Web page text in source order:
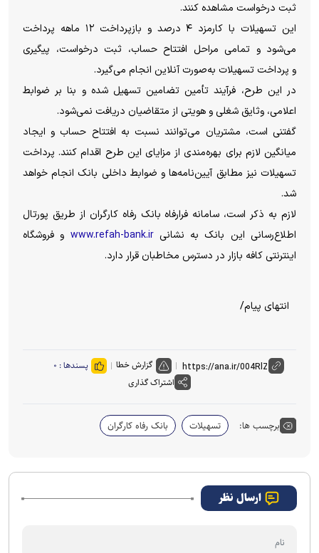
ثبت درخواست مشاهده کنند.
این تسهیلات با کارمزد ۴ درصد و بازپرداخت ۱۲ ماهه پرداخت
می‌شود و تمامی مراحل افتتاح حساب، ثبت درخواست، پیگیری
و پرداخت تسهیلات به‌صورت آنلاین انجام می‌گیرد.
در این طرح، فرآیند تأمین تضامین تسهیل شده و بنا بر ضوابط
اعلامی، وثایق شغلی و هویتی از متقاضیان دریافت نمی‌شود.
گفتنی است، مشتریان می‌توانند نسبت به افتتاح حساب و ایجاد
میانگین لازم برای بهره‌مندی از مزایای این طرح اقدام کنند. پرداخت
تسهیلات نیز مطابق آیین‌نامه‌ها و ضوابط داخلی بانک انجام خواهد
شد.
لازم به ذکر است، سامانه فرارفاه بانک رفاه کارگران از طریق پورتال
اطلاع‌رسانی این بانک به نشانیwww.refah-bank.ir و فروشگاه
اینترنتی کافه بازار در دسترس مخاطبان قرار دارد.
انتهای پیام/
گزارش خطا پسندها : ۰
اشتراک گذاری
برچسب ها: تسهیلات بانک رفاه کارگران
ارسال نظر